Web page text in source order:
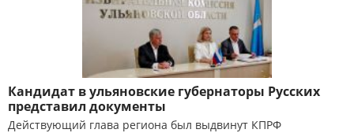
Кандидат в ульяновские губернаторы Русских
представил документы
Действующий глава региона был выдвинут КПРФ